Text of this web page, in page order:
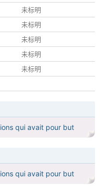
未标明
未标明
未标明
未标明
未标明
qui avait pour but
qui avait pour but